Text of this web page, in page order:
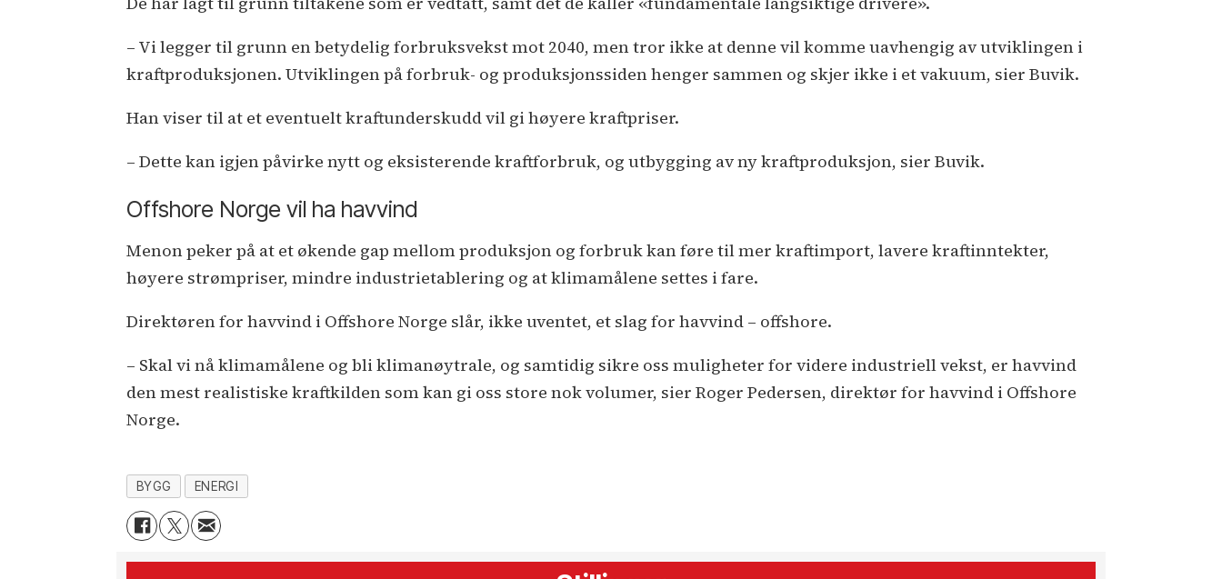
– Vi legger til grunn en betydelig forbruksvekst mot 2040, men tror ikke at denne vil komme uavhengig av utviklingen i
kraftproduksjonen. Utviklingen på forbruk- og produksjonssiden henger sammen og skjer ikke i et vakuum, sier Buvik.
Han viser til at et eventuelt kraftunderskudd vil gi høyere kraftpriser.
– Dette kan igjen påvirke nytt og eksisterende kraftforbruk, og utbygging av ny kraftproduksjon, sier Buvik.
Offshore Norge vil ha havvind
Menon peker på at et økende gap mellom produksjon og forbruk kan føre til mer kraftimport, lavere kraftinntekter,
høyere strømpriser, mindre industrietablering og at klimamålene settes i fare.
Direktøren for havvind i Offshore Norge slår, ikke uventet, et slag for havvind – offshore.
– Skal vi nå klimamålene og bli klimanøytrale, og samtidig sikre oss muligheter for videre industriell vekst, er havvind
den mest realistiske kraftkilden som kan gi oss store nok volumer, sier Roger Pedersen, direktør for havvind i Offshore
Norge.
BYGG ENERGI